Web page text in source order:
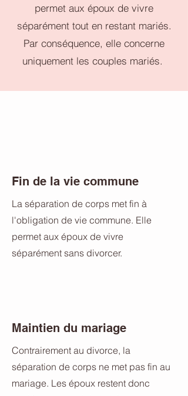
permet aux époux de vivre
séparément tout en restant mariés.
Par conséquence, elle concerne
uniquement les couples mariés.
Fin de la vie commune
La séparation de corps met fin à
l'obligation de vie commune. Elle
permet aux époux de vivre
séparément sans divorcer.
Maintien du mariage
Contrairement au divorce, la
séparation de corps ne met pas fin au
mariage. Les époux restent donc